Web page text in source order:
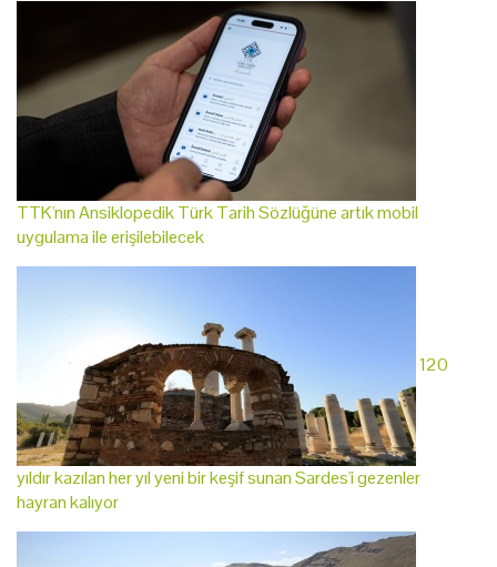
TTK'nın Ansiklopedik Türk Tarih Sözlüğüne artık mobil
uygulama ile erişilebilecek
120
yıldır kazılan her yıl yeni bir keşif sunan Sardes'i gezenler
hayran kalıyor